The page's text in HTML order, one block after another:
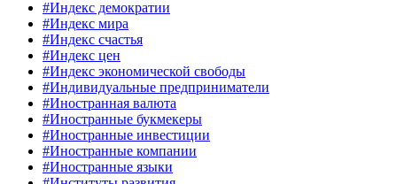
#Индекс демократии
#Индекс мира
#Индекс счастья
#Индекс цен
#Индекс экономической свободы
#Индивидуальные предприниматели
#Иностранная валюта
#Иностранные букмекеры
#Иностранные инвестиции
#Иностранные компании
#Иностранные языки